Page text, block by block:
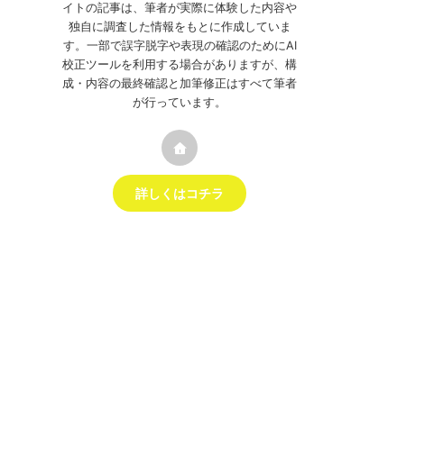
イトの記事は、筆者が実際に体験した内容や
独自に調査した情報をもとに作成していま
す。一部で誤字脱字や表現の確認のためにAI
校正ツールを利用する場合がありますが、構
成・内容の最終確認と加筆修正はすべて筆者
が行っています。
詳しくはコチラ